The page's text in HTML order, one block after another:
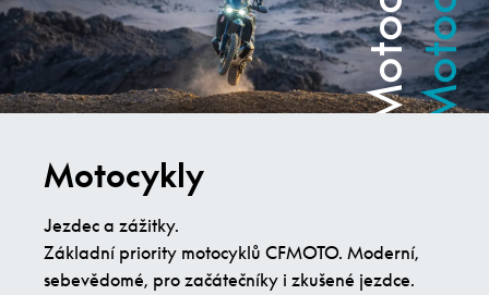
Motocykly
Jezdec a zážitky.
Základní priority motocyklů CFMOTO. Moderní,
sebevědomé, pro začátečníky i zkušené jezdce.